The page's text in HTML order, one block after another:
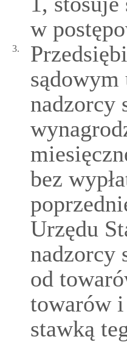
w
3.
nadzorcy
bez
Urzędu
nadzorcy
od
towarów i
stawką